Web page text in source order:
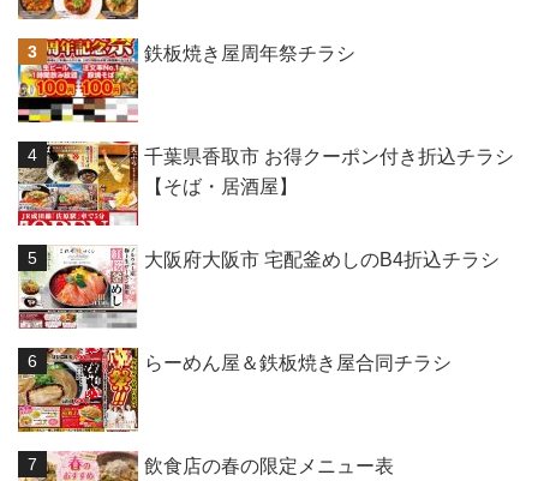
鉄板焼き屋周年祭チラシ
千葉県香取市 お得クーポン付き折込チラシ
【そば・居酒屋】
大阪府大阪市 宅配釜めしのB4折込チラシ
らーめん屋＆鉄板焼き屋合同チラシ
飲食店の春の限定メニュー表